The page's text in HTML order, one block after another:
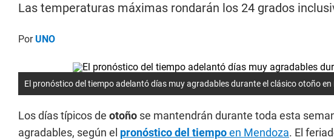
Las temperaturas máximas rondarán los 24 grados
PorUNO
El pronóstico del tiempo adelantó días muy agradables durante el clásico otoño en
Los días típicos de otoño se mantendrán durante toda esta
agradables, según el pronóstico del tiempoen Mendoza. El